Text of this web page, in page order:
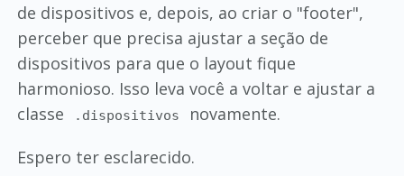
de dispositivos e, depois, ao criar o "footer",
perceber que precisa ajustar a seção de
dispositivos para que o layout fique
harmonioso. Isso leva você a voltar e ajustar a
classe
.dispositivos
novamente.
Espero ter esclarecido.